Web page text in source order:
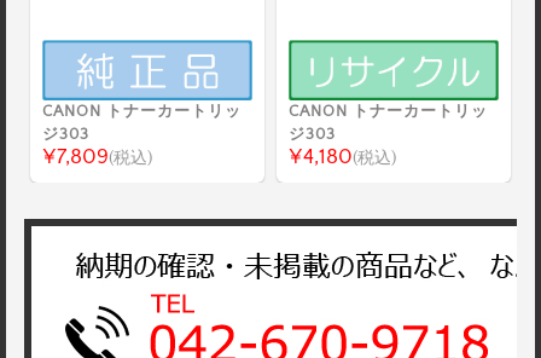
CANON トナーカートリッ
ジ303
¥7,809(税込)
CANON トナーカートリッ
ジ303
¥4,180(税込)